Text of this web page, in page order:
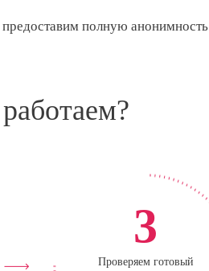
полную анонимность
3
Проверяем готовый